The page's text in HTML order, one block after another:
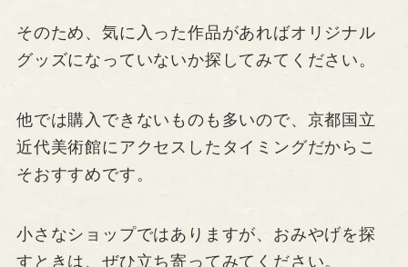
そのため、気に入った作品があればオリジナル
グッズになっていないか探してみてください。
他では購入できないものも多いので、京都国立
近代美術館にアクセスしたタイミングだからこ
そおすすめです。
小さなショップではありますが、おみやげを探
すときは、ぜひ立ち寄ってみてください。